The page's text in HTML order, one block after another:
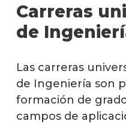
Carreras
de
Las carreras
de Ingeniería son
formación de
campos de